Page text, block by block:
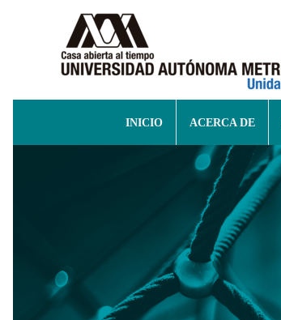
INICIO ACERCA DE